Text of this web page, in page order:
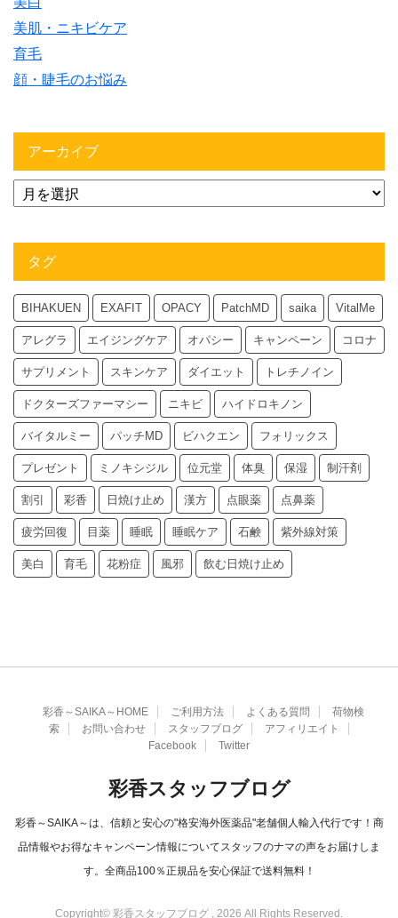
美肌・ニキビケア
育毛
顔・睫毛のお悩み
アーカイブ
タグ
BIHAKUEN EXAFIT OPACY PatchMD saika VitalMe
アレグラ エイジングケア オパシー キャンペーン コロナ
サプリメント スキンケア ダイエット トレチノイン
ドクターズファーマシー ニキビ ハイドロキノン
バイタルミー パッチMD ビハクエン フォリックス
プレゼント ミノキシジル 位元堂 体臭 保湿 制汗剤
割引 彩香 日焼け止め 漢方 点眼薬 点鼻薬
疲労回復 目薬 睡眠 睡眠ケア 石鹸 紫外線対策
美白 育毛 花粉症 風邪 飲む日焼け止め
彩香～SAIKA～HOME ご利用方法 よくある質問
荷物検
索
お問い合わせ スタッフブログ
アフィリエイト
Facebook
Twitter
彩香スタッフブログ
彩香～SAIKA～は、信頼と安心の"格安海外医薬品"老舗個人輸入代行です！商
品情報やお得なキャンペーン情報についてスタッフのナマの声をお届けしま
す。全商品100％正規品を安心保証で送料無料！
Copyright© 彩香スタッフブログ , 2026 All Rights Reserved.